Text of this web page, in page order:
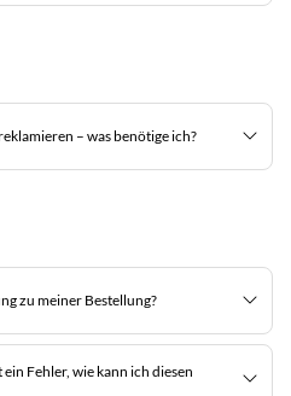
– was benötige ich?
zu meiner Bestellung?
Fehler, wie kann ich diesen